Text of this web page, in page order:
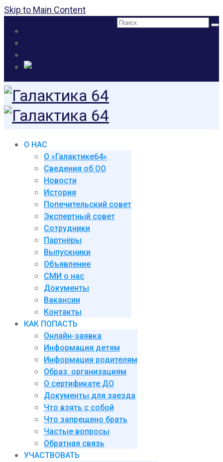
Skip to Main Content
Поиск:
О НАС
О «Галактике64»
Сведения об ОО
Новости
История
Попечительский совет
Экспертный совет
Сотрудники
Партнёры
Выпускники
Объявление
СМИ о нас
Документы
Вакансии
Контакты
КАК ПОПАСТЬ
Онлайн-заявка
Информация детям
Информация родителям
Образ. организациям
О сертификате ДО
Документы для заезда
Что взять с собой
Что запрещено брать
Частые вопросы
Обратная связь
УЧАСТВОВАТЬ